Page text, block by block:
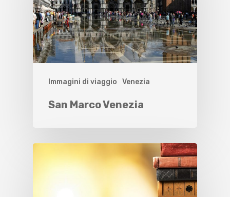
Immagini di viaggio Venezia
San Marco Venezia